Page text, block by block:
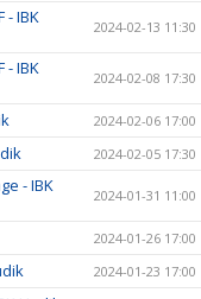
- IBK
2024-02-13 11:30
- IBK
2024-02-08 17:30
2024-02-06 17:00
2024-02-05 17:30
- IBK
2024-01-31 11:00
2024-01-26 17:00
2024-01-23 17:00